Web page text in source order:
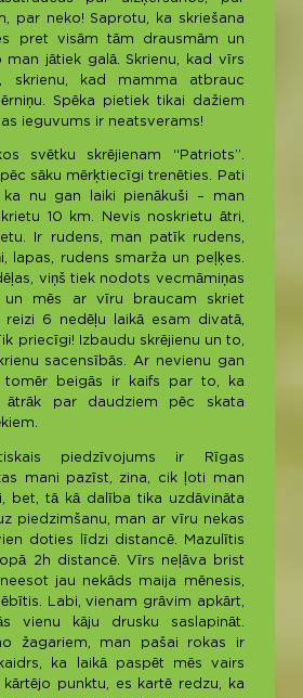
par neko! Saprotu, ka skriešana
pret visām tām drausmām un
man jātiek galā. Skrienu, kad vīrs
skrienu, kad mamma atbrauc
Spēka pietiek tikai dažiem
ieguvums ir neatsverams!
svētku skrējienam “Patriots”.
sāku mērķtiecīgi trenēties. Pati
ka nu gan laiki pienākuši – man
10 km. Nevis noskrietu ātri,
Ir rudens, man patīk rudens,
lapas, rudens smarža un peļķes.
viņš tiek nodots vecmāmiņas
un mēs ar vīru braucam skriet
reizi 6 nedēļu laikā esam divatā,
priecīgi! Izbaudu skrējienu un to,
sacensībās. Ar nevienu gan
tomēr beigās ir kaifs par to, ka
ātrāk par daudziem pēc skata
piedzīvojums ir Rīgas
mani pazīst, zina, cik ļoti man
bet, tā kā dalība tika uzdāvināta
piedzimšanu, man ar vīru nekas
doties līdzi distancē. Mazulītis
2h distancē. Vīrs neļāva brist
jau nekāds maija mēnesis,
Labi, vienam grāvim apkārt,
vienu kāju drusku saslapināt.
žagariem, man pašai rokas ir
ka laikā paspēt mēs vairs
punktu, es kartē redzu, ka